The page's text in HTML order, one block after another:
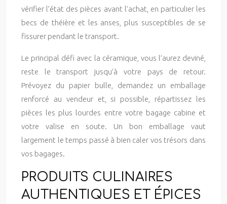
vérifier l’état des pièces avant l’achat, en particulier les
becs de théière et les anses, plus susceptibles de se
fissurer pendant le transport.
Le principal défi avec la céramique, vous l’aurez deviné,
reste le transport jusqu’à votre pays de retour.
Prévoyez du papier bulle, demandez un emballage
renforcé au vendeur et, si possible, répartissez les
pièces les plus lourdes entre votre bagage cabine et
votre valise en soute. Un bon emballage vaut
largement le temps passé à bien caler vos trésors dans
vos bagages.
PRODUITS CULINAIRES
AUTHENTIQUES ET ÉPICES